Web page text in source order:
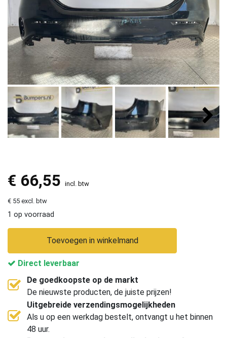
€ 66,55 incl. btw
€ 55 excl. btw
1 op voorraad
Toevoegen in winkelmand
Direct leverbaar
De goedkoopste op de markt
De nieuwste producten, de juiste prijzen!
Uitgebreide verzendingsmogelijkheden
Als u op een werkdag bestelt, ontvangt u het binnen
48 uur.